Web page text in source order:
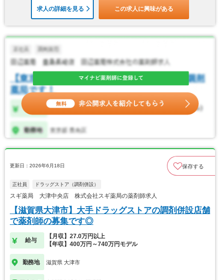
求人の詳細を見る この求人に興味がある
更新日：2026年6月18日 保存する
正社員 ドラッグストア（調剤併設）
スギ薬局 大津中央店 株式会社スギ薬局の薬剤師求人
【滋賀県大津市】大手ドラッグストアの調剤併設店舗
で薬剤師の募集です◎
給与
【月収】27.0万円以上
【年収】400万円～740万円モデル
勤務地 滋賀県 大津市